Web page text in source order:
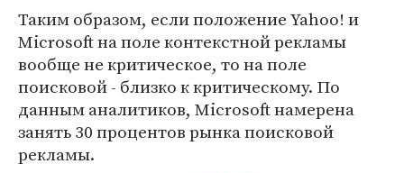
Таким образом, если положение Yahoo! и
Microsoft на поле контекстной рекламы
вообще не критическое, то на поле
поисковой - близко к критическому. По
данным аналитиков, Microsoft намерена
занять 30 процентов рынка поисковой
рекламы.